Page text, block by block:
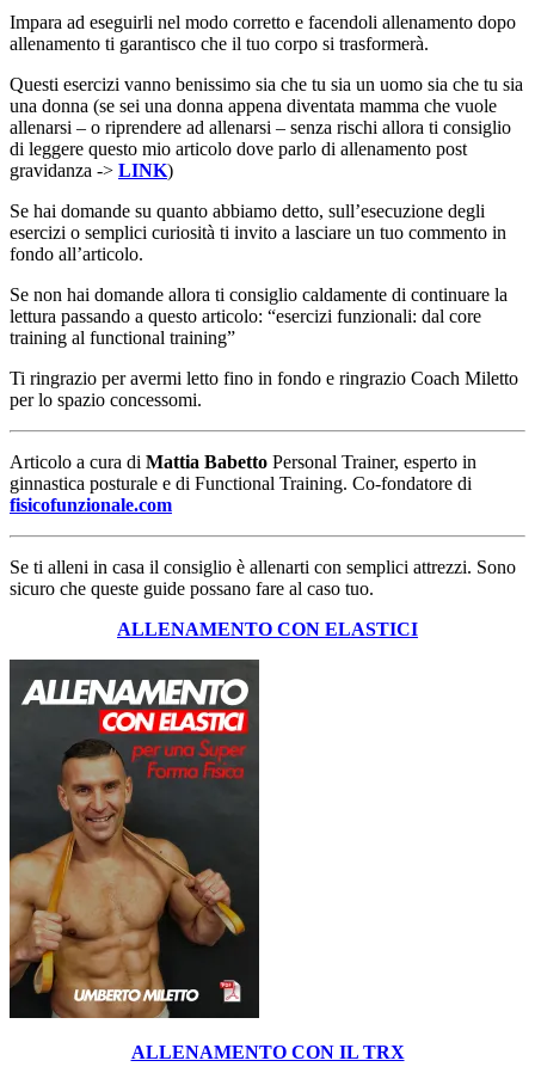
Impara ad eseguirli nel modo corretto e facendoli allenamento dopo
allenamento ti garantisco che il tuo corpo si trasformerà.
Questi esercizi vanno benissimo sia che tu sia un uomo sia che tu sia
una donna (se sei una donna appena diventata mamma che vuole
allenarsi – o riprendere ad allenarsi – senza rischi allora ti consiglio
di leggere questo mio articolo dove parlo di allenamento post
gravidanza -> LINK)
Se hai domande su quanto abbiamo detto, sull’esecuzione degli
esercizi o semplici curiosità ti invito a lasciare un tuo commento in
fondo all’articolo.
Se non hai domande allora ti consiglio caldamente di continuare la
lettura passando a questo articolo: “esercizi funzionali: dal core
training al functional training”
Ti ringrazio per avermi letto fino in fondo e ringrazio Coach Miletto
per lo spazio concessomi.
Articolo a cura di Mattia Babetto Personal Trainer, esperto in
ginnastica posturale e di Functional Training. Co-fondatore di
fisicofunzionale.com
Se ti alleni in casa il consiglio è allenarti con semplici attrezzi. Sono
sicuro che queste guide possano fare al caso tuo.
ALLENAMENTO CON ELASTICI
ALLENAMENTO CON IL TRX